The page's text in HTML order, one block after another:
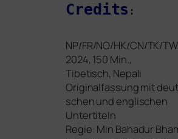
Credits :
NP/FR/NO/HK/CN/TK/TW
2024, 150 Min.,
Tibetisch, Nepali
Originalfassung mit
schen und eng­li­schen
Untertiteln
Regie: Min Bahadur